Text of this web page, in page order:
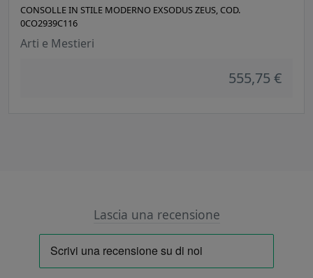
CONSOLLE IN STILE MODERNO EXSODUS ZEUS, COD.
0CO2939C116
Arti e Mestieri
555,75 €
Lascia una recensione